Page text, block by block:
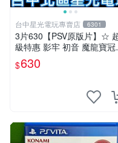
台中星光電玩專賣店 6301
3片630【PSV原版片】☆
級特惠 影牢 初音 魔龍寶冠
鍊金工房 ☆中古二手商品
【星光】
$630